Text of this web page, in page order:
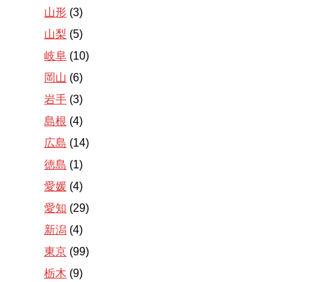
山形 (3)
山梨 (5)
岐阜 (10)
岡山 (6)
岩手 (3)
島根 (4)
広島 (14)
徳島 (1)
愛媛 (4)
愛知 (29)
新潟 (4)
東京 (99)
栃木 (9)